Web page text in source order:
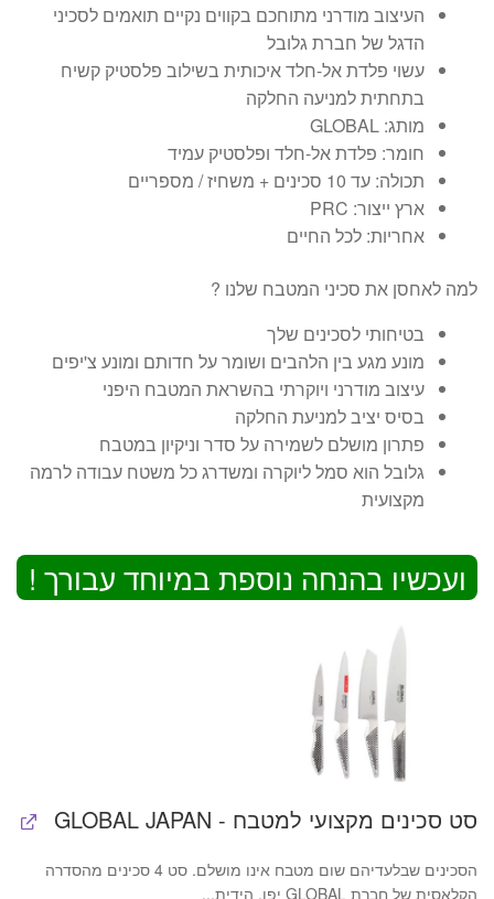
העיצוב מודרני מתוחכם בקווים נקיים תואמים לסכיני
הדגל של חברת גלובל
עשוי פלדת אל-חלד איכותית בשילוב פלסטיק קשיח
בתחתית למניעה החלקה
מותג: GLOBAL
חומר: פלדת אל-חלד ופלסטיק עמיד
תכולה: עד 10 סכינים + משחיז / מספריים
ארץ ייצור: PRC
אחריות: לכל החיים
למה לאחסן את סכיני המטבח שלנו ?
בטיחותי לסכינים שלך
מונע מגע בין הלהבים ושומר על חדותם ומונע צ'יפים
עיצוב מודרני ויוקרתי בהשראת המטבח היפני
בסיס יציב למניעת החלקה
פתרון מושלם לשמירה על סדר וניקיון במטבח
גלובל הוא סמל ליוקרה ומשדרג כל משטח עבודה לרמה
מקצועית
ועכשיו בהנחה נוספת במיוחד עבורך !
סט סכינים מקצועי למטבח - GLOBAL JAPAN
הסכינים שבלעדיהם שום מטבח אינו מושלם. סט 4 סכינים מהסדרה
הקלאסית של חברת GLOBAL יפן. הידית...